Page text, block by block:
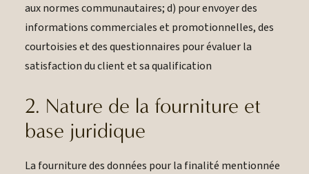
aux normes communautaires; d) pour envoyer des
informations commerciales et promotionnelles, des
courtoisies et des questionnaires pour évaluer la
satisfaction du client et sa qualification
2. Nature de la fourniture et
base juridique
La fourniture des données pour la finalité mentionnée